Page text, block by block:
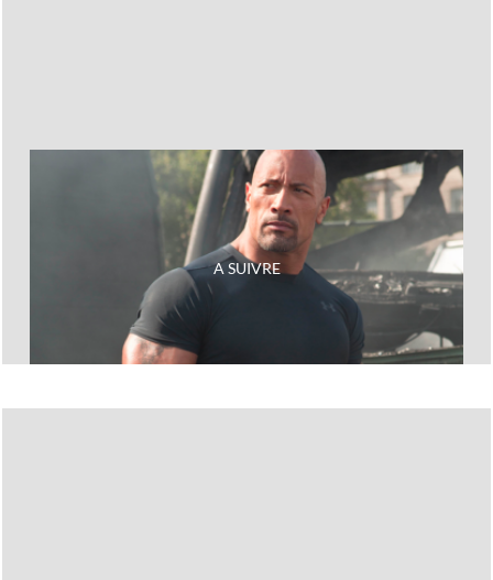
Ces sportifs qui se sont bonifiés avec le temps..
Next